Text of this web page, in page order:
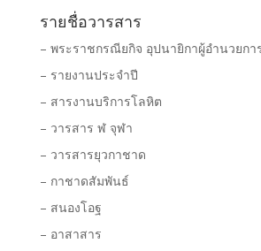
รายชื่อวารสาร
– พระราชกรณียกิจ อุปนายิกาผู้อำนวยกา
– รายงานประจำปี
– สารงานบริการโลหิต
– วารสาร ฬ จุฬา
– วารสารยุวกาชาด
– กาชาดสัมพันธ์
– สนองโอฐ
– อาสาสาร